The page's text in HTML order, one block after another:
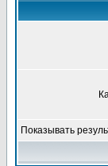
Показывать